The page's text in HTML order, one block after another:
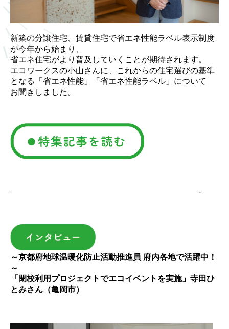
新築の分譲住宅、賃貸住宅で省エネ性能ラベル表示制度
が今年から始まり、
省エネ住宅がより普及していくことが期待されます。
エコワークスの小山さんに、これからの住宅選びの基準
となる「省エネ性能」「省エネ性能ラベル」について
お聞きしました。
———————————————————————-
～京都府地球温暖化防止活動推進員 府内各地で活躍中！
～
「閉校利用プロジェクトでエコイベントを実施」寺田ひ
とみさん（亀岡市）